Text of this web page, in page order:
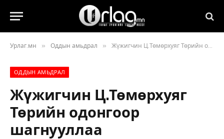
Урлаг.мн » Оддын амьдрал » Жүжигчин Ц.Төмөрхуяг Төрийн одонгоор шагнууллаа
ОДДЫН АМЬДРАЛ
Жүжигчин Ц.Төмөрхуяг
Төрийн одонгоор
шагнууллаа